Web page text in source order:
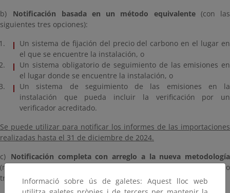
b) Notificación basada en un método equivalente(con las
siguientes tres opciones):
Un sistema de fijación del precio del carbono en el lugar en
el que se encuentre la instalación, o
Un sistema obligatorio de seguimiento de las emisiones en
el lugar donde se encuentre la instalación, o
Un sistema de seguimiento de las emisiones en la
instalación que pueda incluir la verificación por un
verificador acreditado.
Se puede utilizar para notificar los informes de las importaciones
realizadas hasta el 31 de diciembre de 2024.
c) Notificación completa con arreglo a la nueva metodología
(método de la UE): se puede utilizar a lo largo de todo el periodo
transitorio.Informació sobre ús de galetes: Aquest lloc web